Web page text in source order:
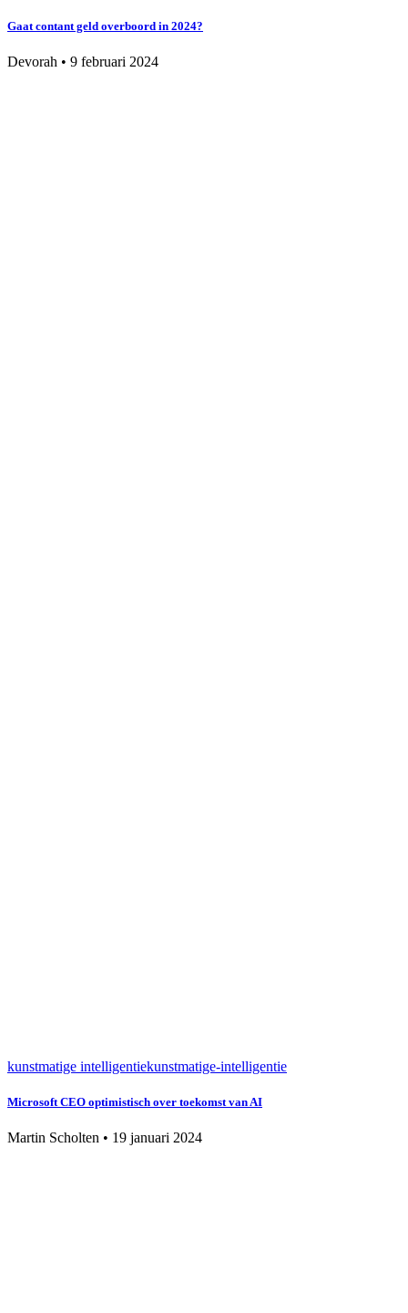
Gaat contant geld overboord in 2024?
Devorah • 9 februari 2024
kunstmatige intelligentiekunstmatige-intelligentie
Microsoft CEO optimistisch over toekomst van AI
Martin Scholten • 19 januari 2024